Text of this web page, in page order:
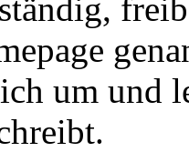
um und